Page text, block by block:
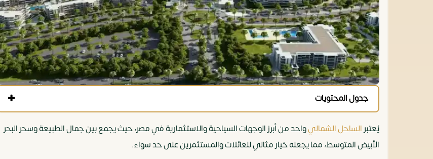
جدول المحتويات
يُعتبرالساحل الشماليواحد من أبرز الوجهات السياحية والاستثمارية في مصر، حيث يجمع بين جمال الطبيعة وسحر البحر
الأبيض المتوسط، مما يجعله خيار مثالي للعائلات والمستثمرين على حد سواء.